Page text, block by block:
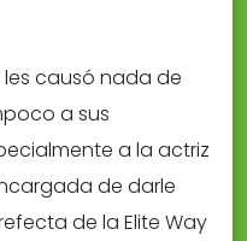
causó nada de
a sus
a la actriz
de darle
de la Elite Way